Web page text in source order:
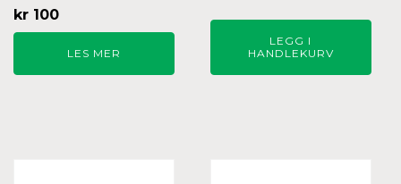
kr 100
LES MER
LEGG I
HANDLEKURV